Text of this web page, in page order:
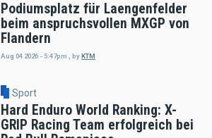
Podiumsplatz für Laengenfelder
beim anspruchsvollen MXGP von
Flandern
Aug 04 2026 - 5:47pm byKTM
Sport
Hard Enduro World Ranking: X-
GRIP Racing Team erfolgreich bei